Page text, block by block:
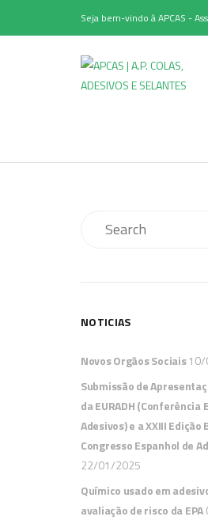
Seja bem-vindo à APCAS -
NOTICIAS
Novos Orgãos Sociais
Submissão de
da EURADH (Conferência
Adesivos) e a XXIII Edição
Congresso Espanhol de
22/01/2025
Químico usado em
avaliação de risco da EPA